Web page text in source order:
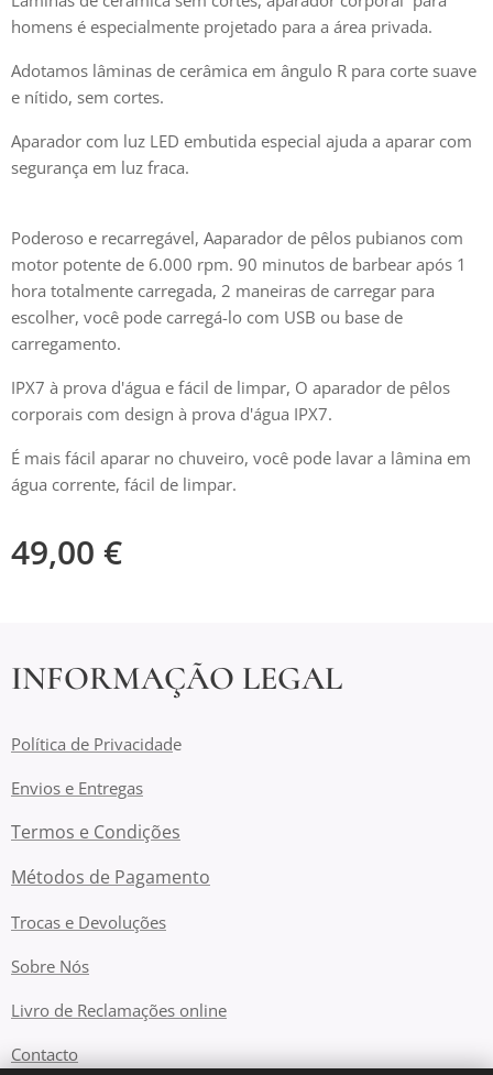
homens é especialmente projetado para a área privada.
Adotamos lâminas de cerâmica em ângulo R para corte suave
e nítido, sem cortes.
Aparador com luz LED embutida especial ajuda a aparar com
segurança em luz fraca.
Poderoso e recarregável, Aaparador de pêlos pubianos com
motor potente de 6.000 rpm. 90 minutos de barbear após 1
hora totalmente carregada, 2 maneiras de carregar para
escolher, você pode carregá-lo com USB ou base de
carregamento.
IPX7 à prova d'água e fácil de limpar, O aparador de pêlos
corporais com design à prova d'água IPX7.
É mais fácil aparar no chuveiro, você pode lavar a lâmina em
água corrente, fácil de limpar.
49,00 €
INFORMAÇÃO LEGAL
Política de Privacidade
Envios e Entregas
Termos e Condições
Métodos de Pagamento
Trocas e Devoluções
Sobre Nós
Livro de Reclamações online
Contacto